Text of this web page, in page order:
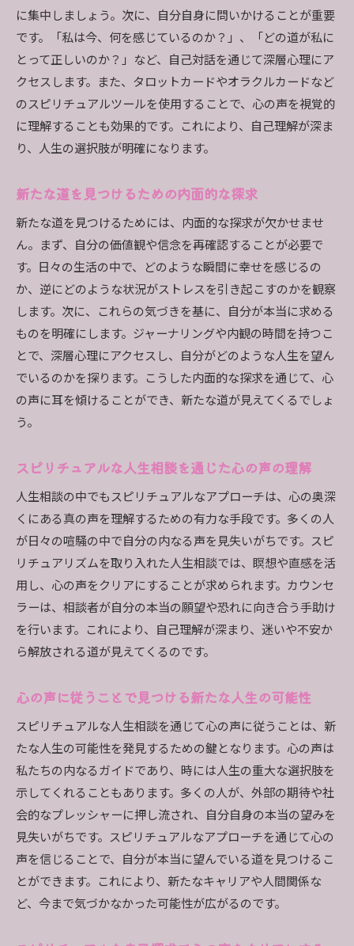
に集中しましょう。次に、自分自身に問いかけることが重要
です。「私は今、何を感じているのか？」、「どの道が私に
とって正しいのか？」など、自己対話を通じて深層心理にア
クセスします。また、タロットカードやオラクルカードなど
のスピリチュアルツールを使用することで、心の声を視覚的
に理解することも効果的です。これにより、自己理解が深ま
り、人生の選択肢が明確になります。
新たな道を見つけるための内面的な探求
新たな道を見つけるためには、内面的な探求が欠かせませ
ん。まず、自分の価値観や信念を再確認することが必要で
す。日々の生活の中で、どのような瞬間に幸せを感じるの
か、逆にどのような状況がストレスを引き起こすのかを観察
します。次に、これらの気づきを基に、自分が本当に求める
ものを明確にします。ジャーナリングや内観の時間を持つこ
とで、深層心理にアクセスし、自分がどのような人生を望ん
でいるのかを探ります。こうした内面的な探求を通じて、心
の声に耳を傾けることができ、新たな道が見えてくるでしょ
う。
スピリチュアルな人生相談を通じた心の声の理解
人生相談の中でもスピリチュアルなアプローチは、心の奥深
くにある真の声を理解するための有力な手段です。多くの人
が日々の喧騒の中で自分の内なる声を見失いがちです。スピ
リチュアリズムを取り入れた人生相談では、瞑想や直感を活
用し、心の声をクリアにすることが求められます。カウンセ
ラーは、相談者が自分の本当の願望や恐れに向き合う手助け
を行います。これにより、自己理解が深まり、迷いや不安か
ら解放される道が見えてくるのです。
心の声に従うことで見つける新たな人生の可能性
スピリチュアルな人生相談を通じて心の声に従うことは、新
たな人生の可能性を発見するための鍵となります。心の声は
私たちの内なるガイドであり、時には人生の重大な選択肢を
示してくれることもあります。多くの人が、外部の期待や社
会的なプレッシャーに押し流され、自分自身の本当の望みを
見失いがちです。スピリチュアルなアプローチを通じて心の
声を信じることで、自分が本当に望んでいる道を見つけるこ
とができます。これにより、新たなキャリアや人間関係な
ど、今まで気づかなかった可能性が広がるのです。